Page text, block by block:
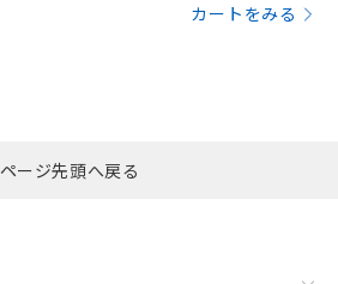
カートをみる
ページ先頭へ戻る